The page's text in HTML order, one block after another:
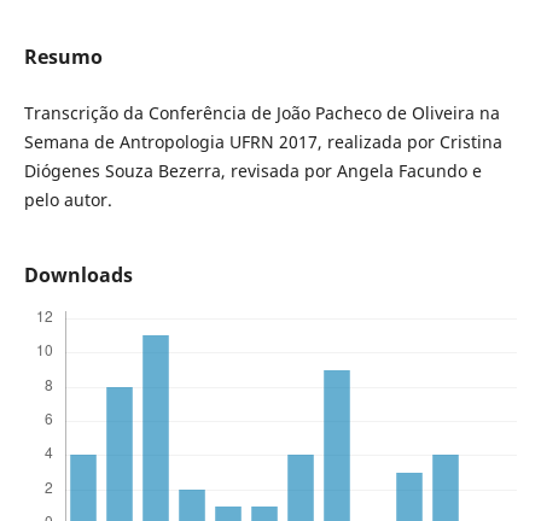
Resumo
Transcrição da Conferência de João Pacheco de Oliveira na
Semana de Antropologia UFRN 2017, realizada por Cristina
Diógenes Souza Bezerra, revisada por Angela Facundo e
pelo autor.
Downloads